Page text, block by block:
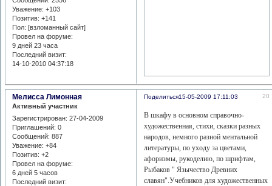
Уважение: +103
Позитив: +141
Пол: [взломанный сайт]
Провел на форуме:
9 дней 23 часа
Последний визит:
14-10-2010 04:37:18
Поделиться 20
15-05-2009 17:11:03
Мелисса Лимонная
Активный участник
Зарегистрирован: 27-04-2009
Приглашений: 0
Сообщений: 887
Уважение: +84
Позитив: +2
Провел на форуме:
6 дней 5 часов
Последний визит:
В шкафу в основном справочно-
художественная, стихи, сказки разных
народов, немного разной ментальной
литературы, по уходу за цветами,
афоризмы, рукоделию, по шрифтам,
Рыбаков " Язычество Древних
славян".Учебников для художественных